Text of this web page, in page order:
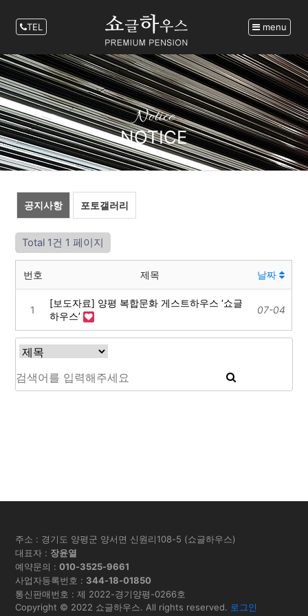
TEL menu
Notice
NOTICE
공지사항 포토갤러리
Total 1건 1 페이지
번호 제목 날짜
1
[보도자료] 양평 복합문화 게스트하우스 ‘쇼글
하우스’
07-04
주소 : 경기도 양평군 양서면 신원리108-5 (쇼글하우스)
대표자 : 장윤열
예약문의 :010-3525-9661
사업자등록번호 : 344-18-01850
통신판매번호 : 제 2022-경기양평-0266호
Copyright © 2022 쇼글하우스. All rights reserved. 로그인